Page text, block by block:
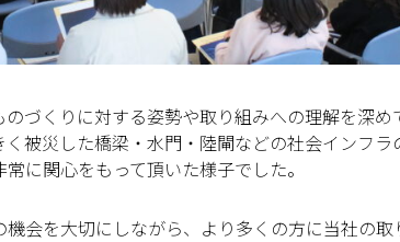
づくりに対する姿勢や取り組みへの理解を深
被災した橋梁・水門・陸閘などの社会インフラ
に関心をもって頂いた様子でした。
会を大切にしながら、より多くの方に当社の取